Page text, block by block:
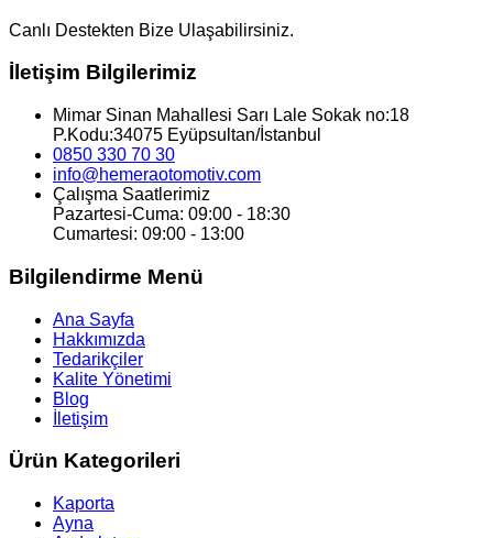
Canlı Destekten Bize Ulaşabilirsiniz.
İletişim Bilgilerimiz
Mimar Sinan Mahallesi Sarı Lale Sokak no:18
P.Kodu:34075 Eyüpsultan/İstanbul
0850 330 70 30
info@hemeraotomotiv.com
Çalışma Saatlerimiz
Pazartesi-Cuma: 09:00 - 18:30
Cumartesi: 09:00 - 13:00
Bilgilendirme Menü
Ana Sayfa
Hakkımızda
Tedarikçiler
Kalite Yönetimi
Blog
İletişim
Ürün Kategorileri
Kaporta
Ayna